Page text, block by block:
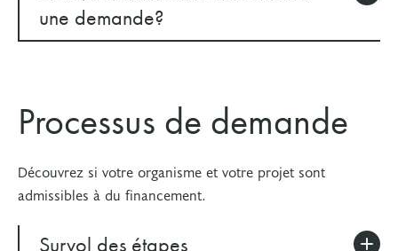
une demande?
l’organisme
avoir une présence et une réputation en Ontario
Processus de demande
Découvrez si votre organisme et votre projet sont
admissibles à du financement.
Survol des étapes